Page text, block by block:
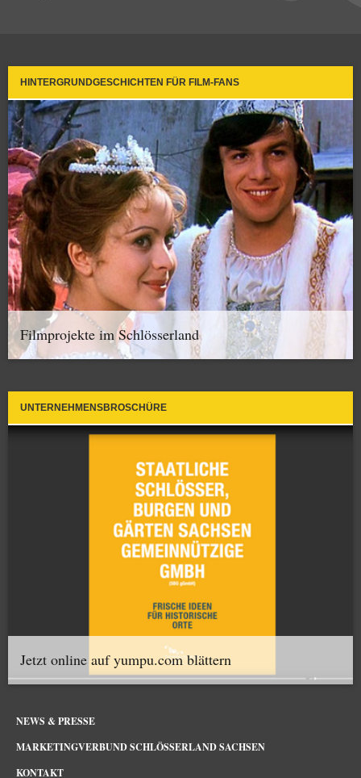
HINTERGRUNDGESCHICHTEN FÜR FILM-FANS
Filmprojekte im Schlösserland
UNTERNEHMENSBROSCHÜRE
Jetzt online auf yumpu.com blättern
NEWS & PRESSE
MARKETINGVERBUND SCHLÖSSERLAND SACHSEN
KONTAKT